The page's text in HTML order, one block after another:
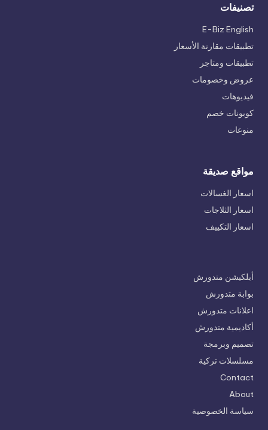
تصنيفات
E-Biz English
تطبيقات مقارنة الأسعار
تطبيقات ومتاجر
عروض وخصومات
فيديوهات
كوبونات خصم
منوعات
مواقع صديقة
اسعار الغسالات
اسعار الثلاجات
اسعار التكييف
أبلكيشن متدورش
بوابة متدورش
اعلانات متدورش
أكاديمية متدورش
تصميم وبرمجة
مسلسلات تركية
Contact
About
سياسة الخصوصية